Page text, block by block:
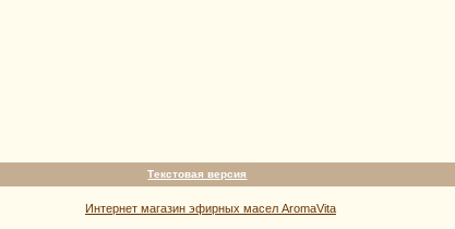
Текстовая версия
Интернет магазин эфирных масел AromaVita